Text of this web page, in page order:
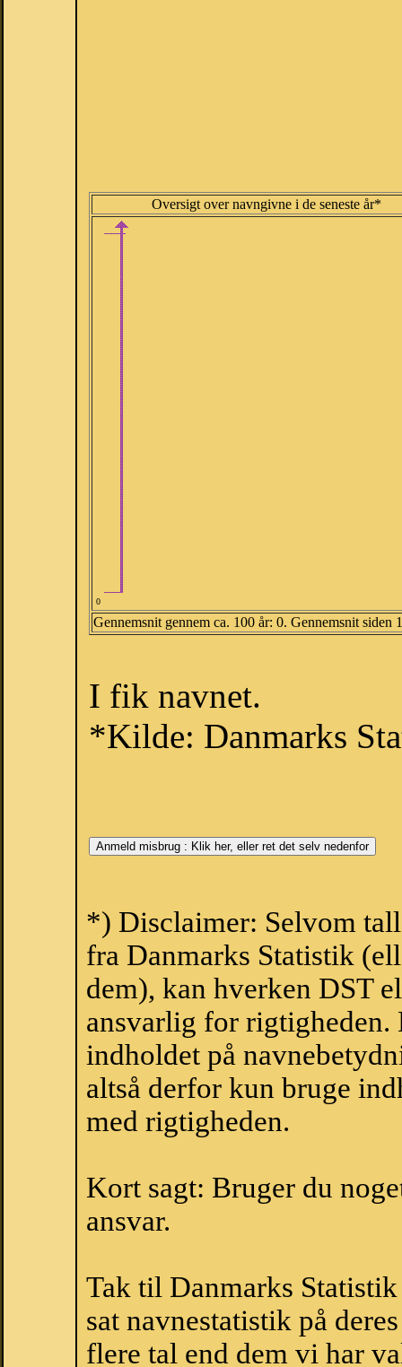
Oversigt over navngivne i de seneste år*
0
Gennemsnit gennem ca. 100 år: 0. Gennemsnit siden
I fik navnet.
*Kilde: Danmarks
*) Disclaimer: Selvom
fra Danmarks Statistik
dem), kan hverken DST
ansvarlig for
indholdet på
altså derfor kun bruge
med rigtigheden.
Kort sagt: Bruger du
ansvar.
Tak til Danmarks
sat navnestatistik på
flere tal end dem vi har